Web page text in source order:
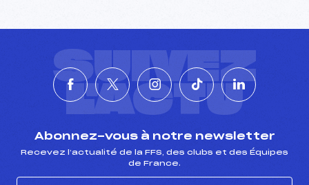
SUIVEZ
L'ACTU
Abonnez-vous à notre newsletter
Recevez l’actualité de la FFS, des clubs et des Équipes
de France.